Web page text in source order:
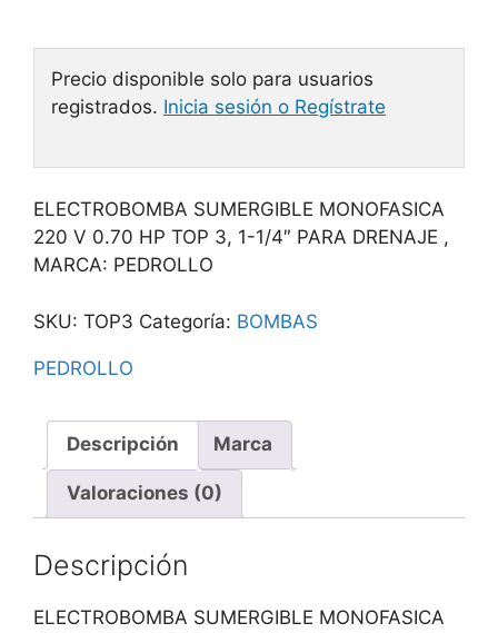
Precio disponible solo para usuarios
registrados. Inicia sesión o Regístrate
ELECTROBOMBA SUMERGIBLE MONOFASICA
220 V 0.70 HP TOP 3, 1-1/4″ PARA DRENAJE ,
MARCA: PEDROLLO
SKU: TOP3 Categoría: BOMBAS
PEDROLLO
Descripción Marca
Valoraciones (0)
Descripción
ELECTROBOMBA SUMERGIBLE MONOFASICA